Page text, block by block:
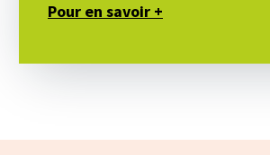
Pour en savoir +